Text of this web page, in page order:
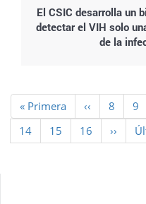
El CSIC desarrolla un
detectar el VIH solo
de la
Paginación
Primera
página
« Primera
Página
anterior
‹‹ Page
8 9
Page
14 Page
15 Page
16
página
››